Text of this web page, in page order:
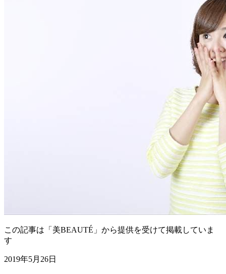
この記事は「美BEAUTÉ」から提供を受けて掲載していま
す
2019年5月26日